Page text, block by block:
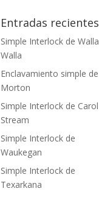
Entradas recientes
Simple Interlock de Walla
Walla
Enclavamiento simple de
Morton
Simple Interlock de Carol
Stream
Simple Interlock de
Waukegan
Simple Interlock de
Texarkana